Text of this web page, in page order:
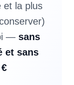
et la plus
—sans
et sans